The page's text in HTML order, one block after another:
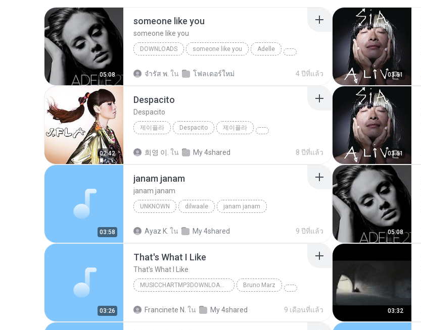
05:08
someone like you
someone like you
DOWNLOADS someone like you Adelle
จํารัส พ. ใน โฟลเดอร์ใหม่ 4 ปีที่แล้ว 03:51
02:42
Despacito
Despacito
제이플라 Despacito 제이플라
희영 이. ใน My 4shared 8 ปีที่แล้ว 03:51
03:58
janam janam
janam janam
UNKNOWN dilwaale janam janam
Ayaz K. ใน My 4shared 9 ปีที่แล้ว 05:08
03:26
That's What I Like
That's What I Like
MUSICCHARTMP3DOWNLOADER Bruno Marz
Francinete N. ใน My 4shared 9 เดือนที่แล้ว 03:32